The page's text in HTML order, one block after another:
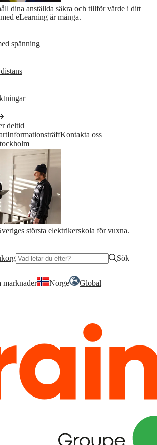
dina anställda säkra och tillför värde i ditt
eLearning är många.
spänning
deltid
InformationsträffKontakta oss
största elektrikerskola för vuxna.
Sök
marknader Norge
Global